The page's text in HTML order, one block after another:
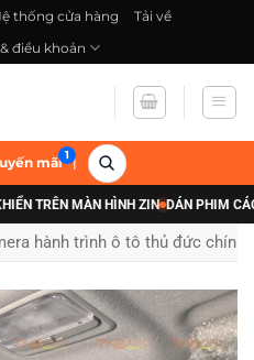
thống cửa hàng
Tải về
điều khoản
mãi |
MÀN HÌNH ZIN DÁN PHIM CÁCH
hành trình ô tô thủ đức chính